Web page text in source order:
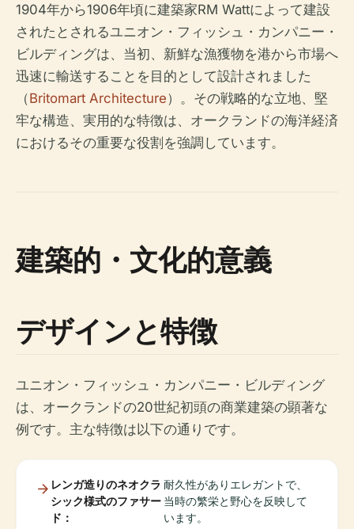
1904年から1906年頃に建築家RM Wattによって建設
されたとされるユニオン・フィッシュ・カンパニー・
ビルディングは、当初、新鮮な漁獲物を港から市場へ
迅速に輸送することを目的として設計されました
（Britomart Architecture）。その戦略的な立地、堅
牢な構造、実用的な特徴は、オークランドの海洋経済
におけるその重要な役割を強調しています。
建築的・文化的意義
デザインと特徴
ユニオン・フィッシュ・カンパニー・ビルディング
は、オークランドの20世紀初頭の商業建築の顕著な
例です。主な特徴は以下の通りです。
レンガ造りのネオクラ
シック様式のファサー
ド：
耐久性がありエレガントで、
当時の繁栄と野心を反映して
います。